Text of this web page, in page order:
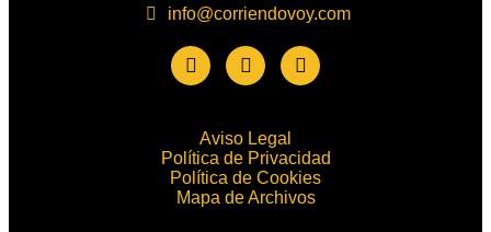
info@corriendovoy.com
Aviso Legal
Política de Privacidad
Política de Cookies
Mapa de Archivos